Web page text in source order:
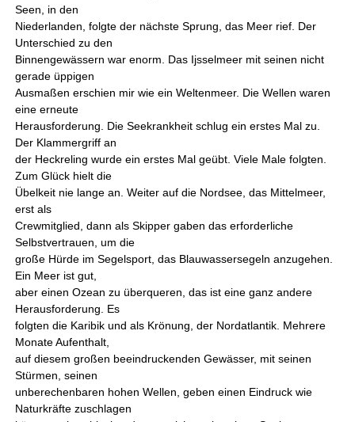
Seen, in den
Niederlanden, folgte der nächste Sprung, das Meer rief. Der
Unterschied zu den
Binnengewässern war enorm. Das Ijsselmeer mit seinen nicht
gerade üppigen
Ausmaßen erschien mir wie ein Weltenmeer. Die Wellen waren
eine erneute
Herausforderung. Die Seekrankheit schlug ein erstes Mal zu.
Der Klammergriff an
der Heckreling wurde ein erstes Mal geübt. Viele Male folgten.
Zum Glück hielt die
Übelkeit nie lange an. Weiter auf die Nordsee, das Mittelmeer,
erst als
Crewmitglied, dann als Skipper gaben das erforderliche
Selbstvertrauen, um die
große Hürde im Segelsport, das Blauwassersegeln anzugehen.
Ein Meer ist gut,
aber einen Ozean zu überqueren, das ist eine ganz andere
Herausforderung. Es
folgten die Karibik und als Krönung, der Nordatlantik. Mehrere
Monate Aufenthalt,
auf diesem großen beeindruckenden Gewässer, mit seinen
Stürmen, seinen
unberechenbaren hohen Wellen, geben einen Eindruck wie
Naturkräfte zuschlagen